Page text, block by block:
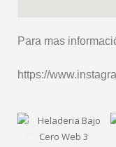
Para mas
https://